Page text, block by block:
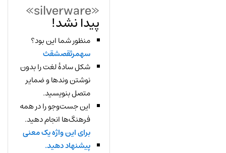
«silverware»
پیدا نشد!
منظور شما این بود؟
سهمرثقصشقث
شکل سادهٔ لغت را بدون
نوشتن وندها و ضمایر
متصل بنویسید.
این جست‌وجو را در همه
فرهنگ‌ها انجام دهید.
برای این واژه یک معنی
پیشنهاد دهید.